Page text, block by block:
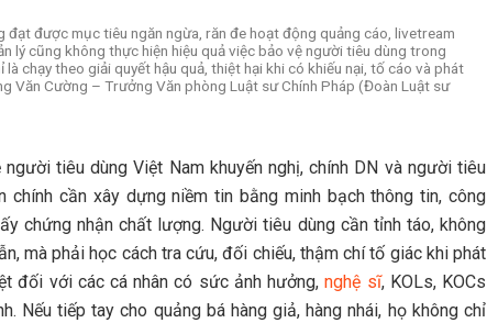
đạt được mục tiêu ngăn ngừa, răn đe hoạt động quảng cáo, livetream
lý cũng không thực hiện hiệu quả việc bảo vệ người tiêu dùng trong
chạy theo giải quyết hậu quả, thiệt hại khi có khiếu nại, tố cáo và phát
Văn Cường – Trưởng Văn phòng Luật sư Chính Pháp (Đoàn Luật sư
tiêu dùng Việt Nam khuyến nghị, chính DN và người tiêu
chính cần xây dựng niềm tin bằng minh bạch thông tin, công
chứng nhận chất lượng. Người tiêu dùng cần tỉnh táo, không
mà phải học cách tra cứu, đối chiếu, thậm chí tố giác khi phát
đối với các cá nhân có sức ảnh hưởng,nghệ sĩ, KOLs, KOCs
Nếu tiếp tay cho quảng bá hàng giả, hàng nhái, họ không chỉ